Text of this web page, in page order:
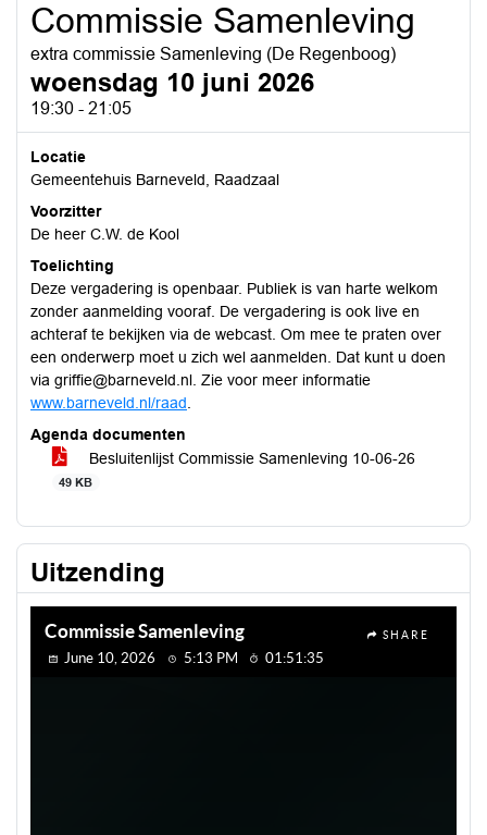
Commissie Samenleving
extra commissie Samenleving (De Regenboog)
woensdag 10 juni 2026
19:30 - 21:05
Locatie
Gemeentehuis Barneveld, Raadzaal
Voorzitter
De heer C.W. de Kool
Toelichting
Deze vergadering is openbaar. Publiek is van harte welkom
zonder aanmelding vooraf. De vergadering is ook live en
achteraf te bekijken via de webcast. Om mee te praten over
een onderwerp moet u zich wel aanmelden. Dat kunt u doen
via griffie@barneveld.nl. Zie voor meer informatie
www.barneveld.nl/raad
Agenda documenten
Besluitenlijst Commissie Samenleving 10-06-26
49 KB
Uitzending